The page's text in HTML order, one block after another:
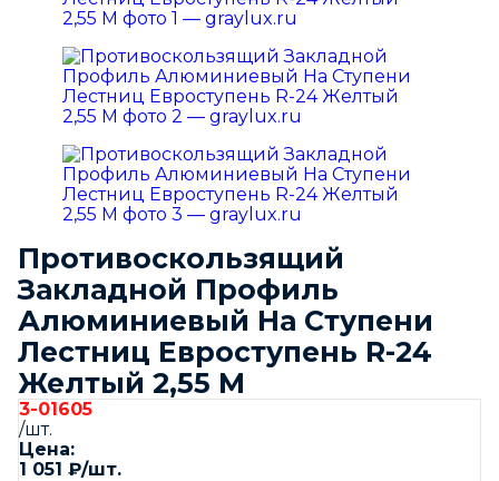
Противоскользящий
Закладной Профиль
Алюминиевый На Ступени
Лестниц Евроступень R-24
Желтый 2,55 М
3-01605
/шт.
Цена:
1 051 ₽/шт.